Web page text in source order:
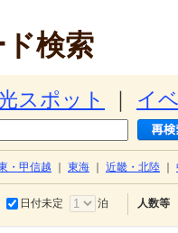
検索
スポット イ
・甲信越 東海 近畿・北陸
日付未定 泊 人数等